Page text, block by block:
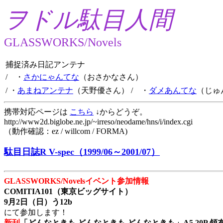
ヲドル駄目人間
GLASSWORKS/Novels
捕捉済み日記アンテナ
/ ・ さかにゃんてな （おさかなさん）
/ ・ あまねアンテナ （天野優さん） / ・ ダメあんてな （じ
携帯対応ページは こちら ↓からどうぞ。
http://www2d.biglobe.ne.jp/~irreso/neodame/hns/i/index.cgi
（動作確認：ez / willcom / FORMA)
駄目日誌R V-spec（1999/06～2001/07）
GLASSWORKS/Novelsイベント参加情報
COMITIA101（東京ビッグサイト）
9月2日（日）う12b
にて参加します！